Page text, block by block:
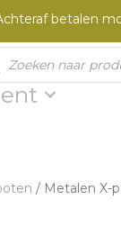
betalen
/ Metalen X-